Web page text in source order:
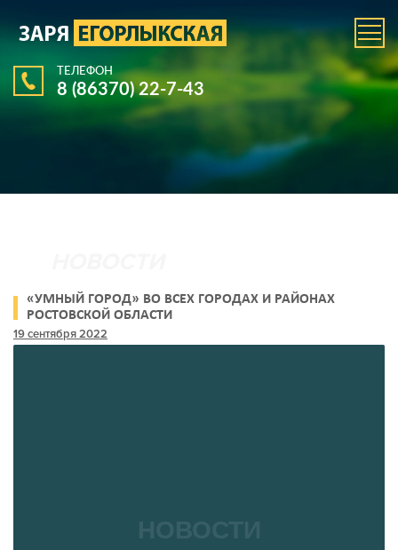
ТЕЛЕФОН
8 (86370) 22-7-43
«УМНЫЙ ГОРОД» ВО ВСЕХ ГОРОДАХ И РАЙОНАХ
РОСТОВСКОЙ ОБЛАСТИ
19 сентября 2022